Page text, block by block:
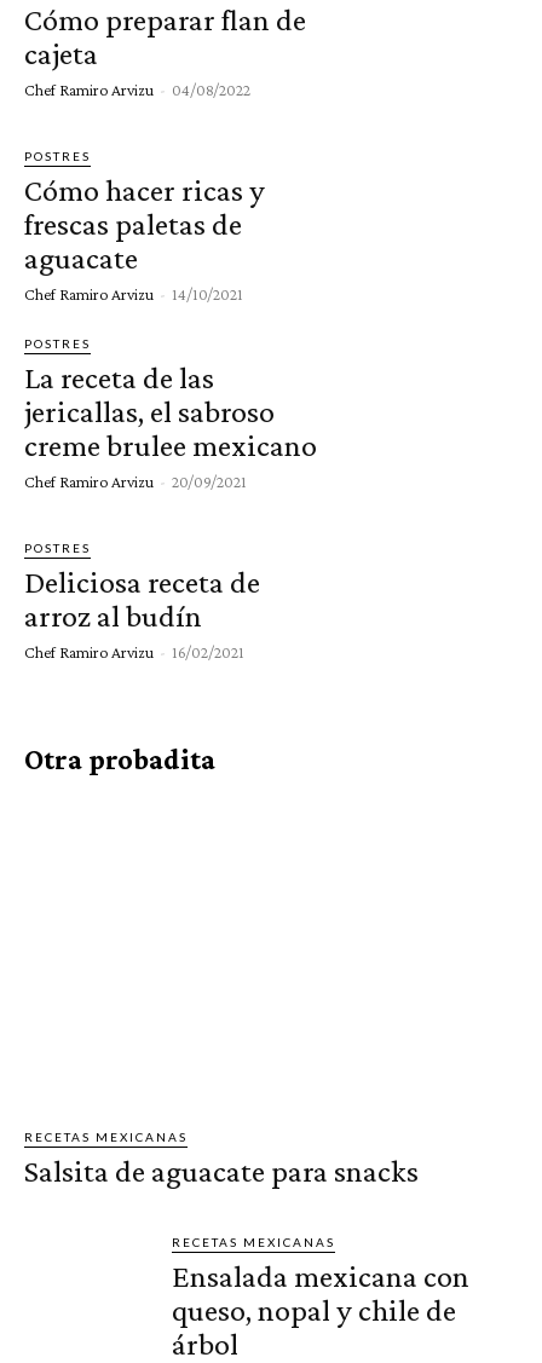
Cómo preparar flan de
cajeta
Chef Ramiro Arvizu - 04/08/2022
POSTRES
Cómo hacer ricas y
frescas paletas de
aguacate
Chef Ramiro Arvizu - 14/10/2021
POSTRES
La receta de las
jericallas, el sabroso
creme brulee mexicano
Chef Ramiro Arvizu - 20/09/2021
POSTRES
Deliciosa receta de
arroz al budín
Chef Ramiro Arvizu - 16/02/2021
Otra probadita
RECETAS MEXICANAS
Salsita de aguacate para snacks
RECETAS MEXICANAS
Ensalada mexicana con
queso, nopal y chile de
árbol